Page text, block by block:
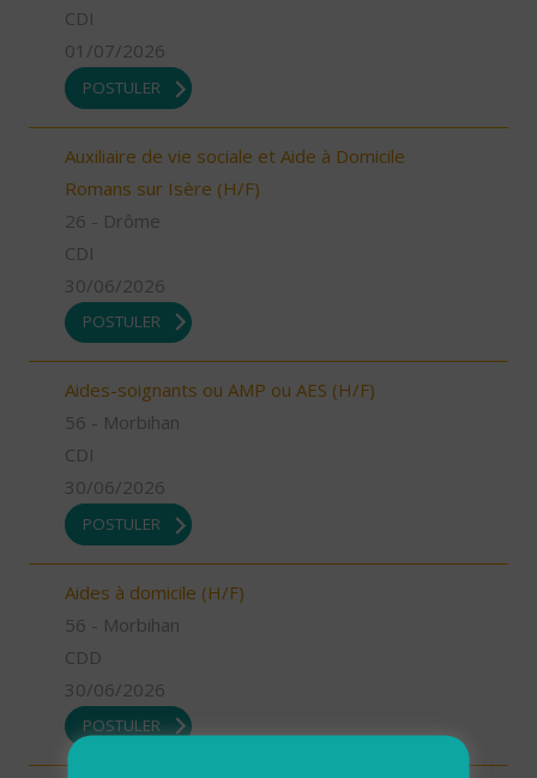
CDI
01/07/2026
POSTULER
Auxiliaire de vie sociale et Aide à Domicile
Romans sur Isère (H/F)
26 - Drôme
CDI
30/06/2026
POSTULER
Aides-soignants ou AMP ou AES (H/F)
56 - Morbihan
CDI
30/06/2026
POSTULER
Aides à domicile (H/F)
56 - Morbihan
CDD
30/06/2026
POSTULER